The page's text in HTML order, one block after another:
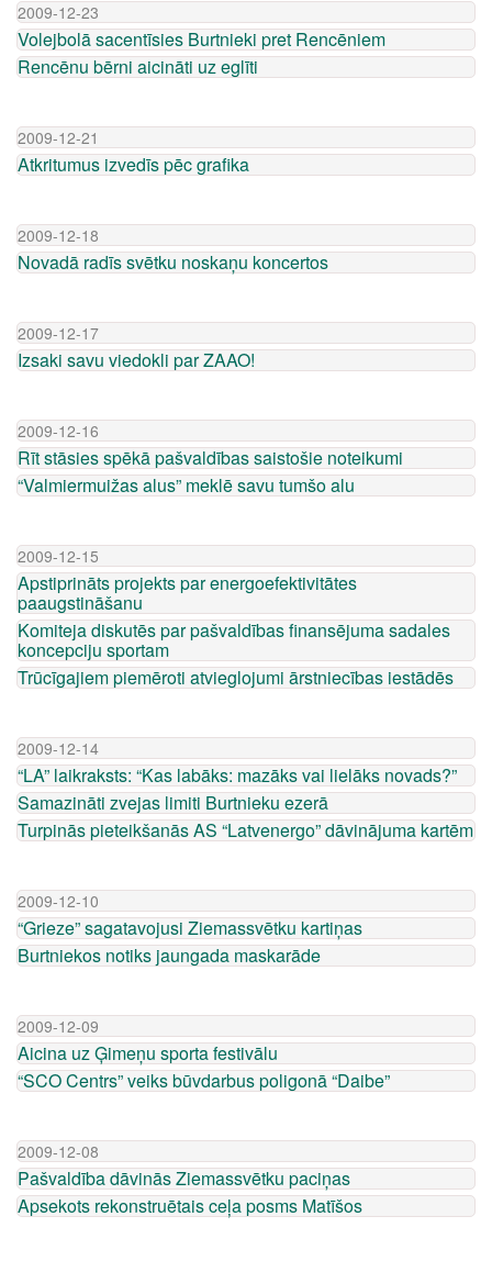
2009-12-23
Volejbolā sacentīsies Burtnieki pret Rencēniem
Rencēnu bērni aicināti uz eglīti
2009-12-21
Atkritumus izvedīs pēc grafika
2009-12-18
Novadā radīs svētku noskaņu koncertos
2009-12-17
Izsaki savu viedokli par ZAAO!
2009-12-16
Rīt stāsies spēkā pašvaldības saistošie noteikumi
“Valmiermuižas alus” meklē savu tumšo alu
2009-12-15
Apstiprināts projekts par energoefektivitātes
paaugstināšanu
Komiteja diskutēs par pašvaldības finansējuma sadales
koncepciju sportam
Trūcīgajiem piemēroti atvieglojumi ārstniecības iestādēs
2009-12-14
“LA” laikraksts: “Kas labāks: mazāks vai lielāks novads?”
Samazināti zvejas limiti Burtnieku ezerā
Turpinās pieteikšanās AS “Latvenergo” dāvinājuma kartēm
2009-12-10
“Grieze” sagatavojusi Ziemassvētku kartiņas
Burtniekos notiks jaungada maskarāde
2009-12-09
Aicina uz Ģimeņu sporta festivālu
“SCO Centrs” veiks būvdarbus poligonā “Daibe”
2009-12-08
Pašvaldība dāvinās Ziemassvētku paciņas
Apsekots rekonstruētais ceļa posms Matīšos